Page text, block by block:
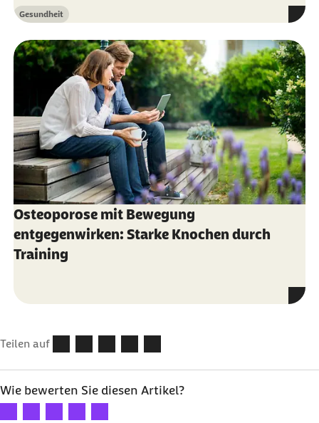
Kategorie
Gesundheit
Osteoporose mit Bewegung
entgegenwirken: Starke Knochen durch
Training
Teilen auf
Wie bewerten Sie diesen Artikel?
Ihre Bewertung: 1 Stern
Ihre Bewertung: 2 Sterne
Ihre Bewertung: 3 Sterne
Ihre Bewertung: 4 Sterne
Ihre Bewertung: 5 Sterne